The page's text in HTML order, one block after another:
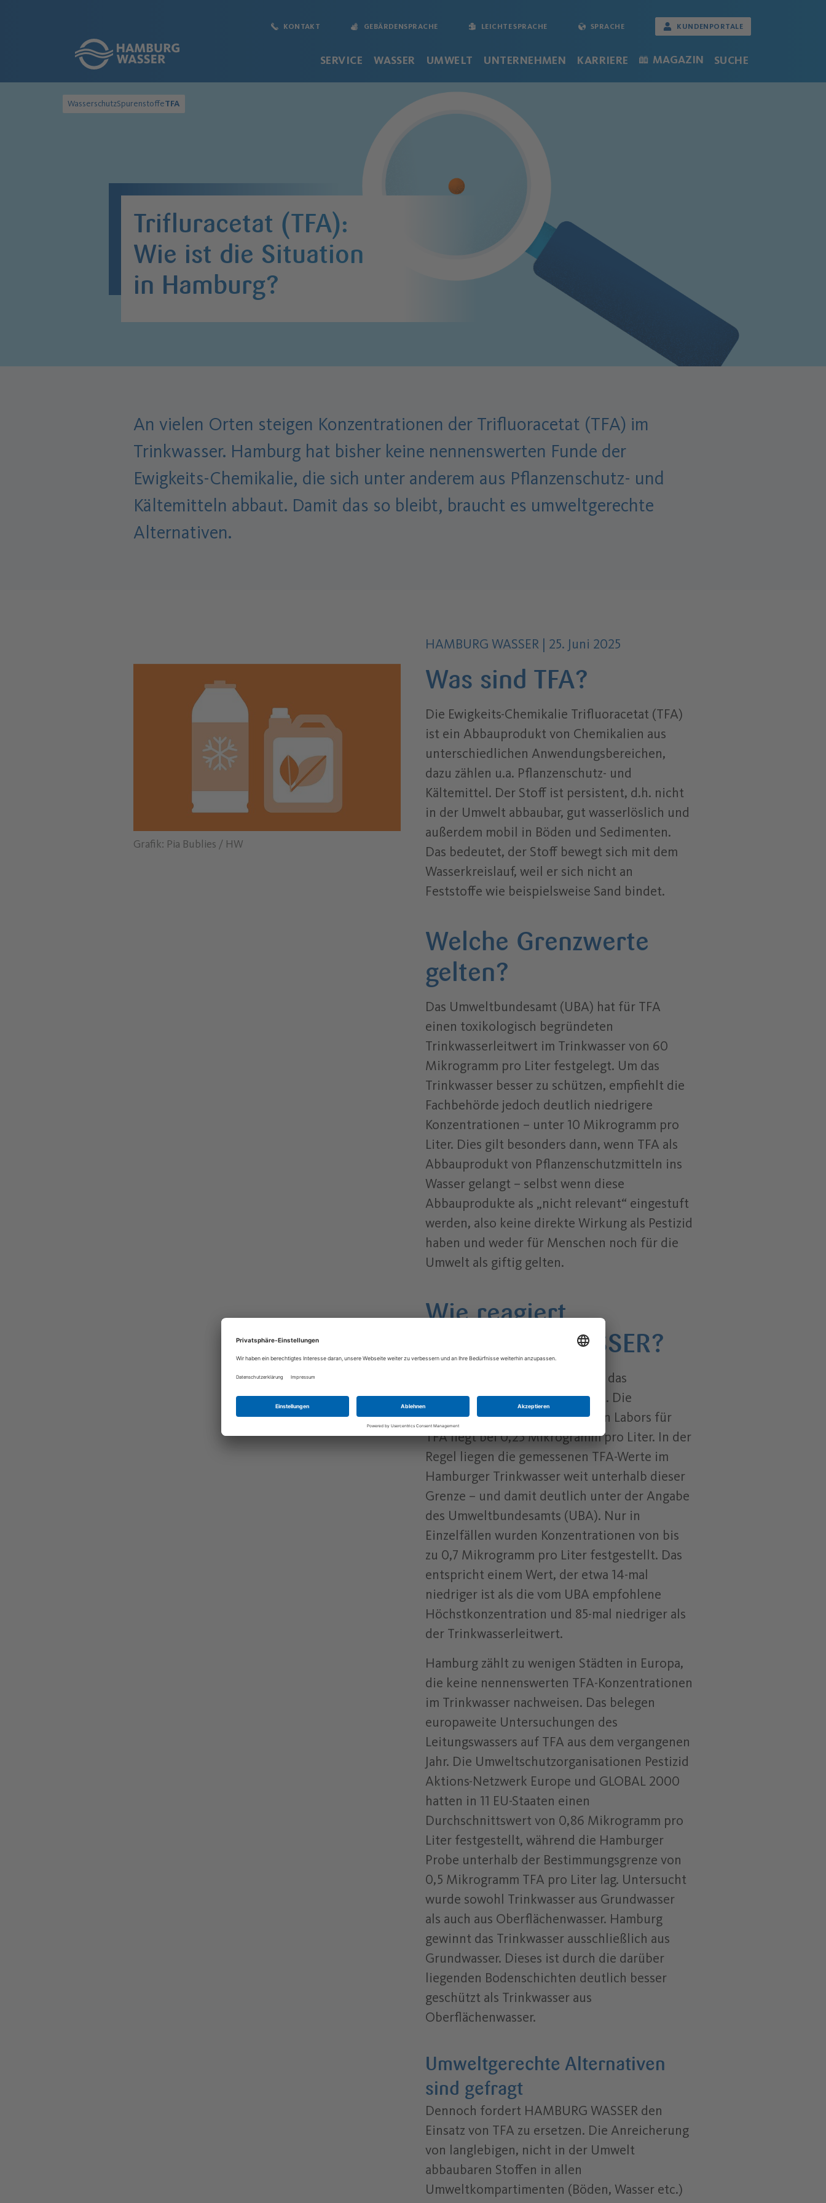
SERVICE WASSER UMWELT UNTERNEHMEN KARRIERE MAGAZIN SUCHE
KONTAKT GEBÄRDENSPRACHE LEICHTE SPRACHE SPRACHE KUNDENPORTALE
WasserschutzSpurenstoffeTFA
Trifluracetat (TFA):
Wie ist die Situation
in Hamburg?
An vielen Orten steigen Konzentrationen der Trifluoracetat (TFA) im
Trinkwasser. Hamburg hat bisher keine nennenswerten Funde der
Ewigkeits-Chemikalie, die sich unter anderem aus Pflanzenschutz- und
Kältemitteln abbaut. Damit das so bleibt, braucht es umweltgerechte
Alternativen.
Autor des Inhalts:
HAMBURG WASSER | Datum der Veröffentlichung:
25. Juni 2025
Grafik: Pia Bublies / HW
Grafik: Pia Bublies / HW
Was sind TFA?
Die Ewigkeits-Chemikalie Trifluoracetat (TFA)
ist ein Abbauprodukt von Chemikalien aus
unterschiedlichen Anwendungsbereichen,
dazu zählen u.a. Pflanzenschutz- und
Kältemittel. Der Stoff ist persistent, d.h. nicht
in der Umwelt abbaubar, gut wasserlöslich und
außerdem mobil in Böden und Sedimenten.
Das bedeutet, der Stoff bewegt sich mit dem
Wasserkreislauf, weil er sich nicht an
Feststoffe wie beispielsweise Sand bindet.
Welche Grenzwerte
gelten?
Das Umweltbundesamt (UBA) hat für TFA
einen toxikologisch begründeten
Trinkwasserleitwert im Trinkwasser von 60
Mikrogramm pro Liter festgelegt. Um das
Trinkwasser besser zu schützen, empfiehlt die
Fachbehörde jedoch deutlich niedrigere
Konzentrationen – unter 10 Mikrogramm pro
Liter. Dies gilt besonders dann, wenn TFA als
Abbauprodukt von Pflanzenschutzmitteln ins
Wasser gelangt – selbst wenn diese
Abbauprodukte als „nicht relevant“ eingestuft
werden, also keine direkte Wirkung als Pestizid
haben und weder für Menschen noch für die
Umwelt als giftig gelten.
Wie reagiert
HAMBURG WASSER?
HAMBURG WASSER untersucht das
Trinkwasser regelmäßig auf TFA. Die
Bestimmungsgrenze des eigenen Labors für
TFA liegt bei 0,25 Mikrogramm pro Liter. In der
Regel liegen die gemessenen TFA-Werte im
Hamburger Trinkwasser weit unterhalb dieser
Grenze – und damit deutlich unter der Angabe
des Umweltbundesamts (UBA). Nur in
Einzelfällen wurden Konzentrationen von bis
zu 0,7 Mikrogramm pro Liter festgestellt. Das
entspricht einem Wert, der etwa 14-mal
niedriger ist als die vom UBA empfohlene
Höchstkonzentration und 85-mal niedriger als
der Trinkwasserleitwert.
Hamburg zählt zu wenigen Städten in Europa,
die keine nennenswerten TFA-Konzentrationen
im Trinkwasser nachweisen. Das belegen
europaweite Untersuchungen des
Leitungswassers auf TFA aus dem vergangenen
Jahr. Die Umweltschutzorganisationen Pestizid
Aktions-Netzwerk Europe und GLOBAL 2000
hatten in 11 EU-Staaten einen
Durchschnittswert von 0,86 Mikrogramm pro
Liter festgestellt, während die Hamburger
Probe unterhalb der Bestimmungsgrenze von
0,5 Mikrogramm TFA pro Liter lag. Untersucht
wurde sowohl Trinkwasser aus Grundwasser
als auch aus Oberflächenwasser. Hamburg
gewinnt das Trinkwasser ausschließlich aus
Grundwasser. Dieses ist durch die darüber
liegenden Bodenschichten deutlich besser
geschützt als Trinkwasser aus
Oberflächenwasser.
Umweltgerechte Alternativen
sind gefragt
Dennoch fordert HAMBURG WASSER den
Einsatz von TFA zu ersetzen. Die Anreicherung
von langlebigen, nicht in der Umwelt
abbaubaren Stoffen in allen
Umweltkompartimenten (Böden, Wasser etc.)